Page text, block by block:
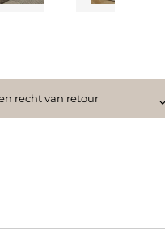
recht van retour